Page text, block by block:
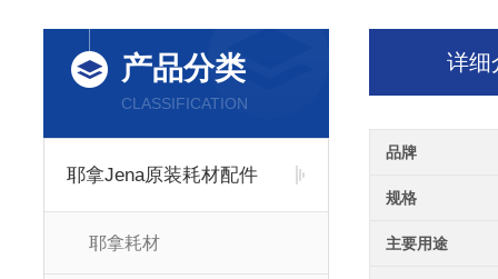
产品分类
CLASSIFICATION
耶拿Jena原装耗材配件
耶拿耗材
详细
品牌
规格
主要用途